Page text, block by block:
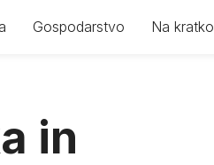
Gospodarstvo Na kratko
in